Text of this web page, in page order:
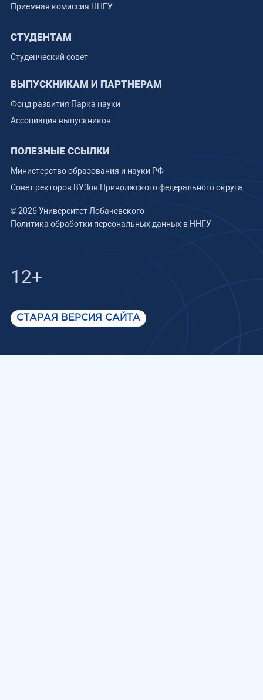
Приемная комиссия ННГУ
СТУДЕНТАМ
Студенческий совет
ВЫПУСКНИКАМ И ПАРТНЕРАМ
Фонд развития Парка науки
Ассоциация выпускников
ПОЛЕЗНЫЕ ССЫЛКИ
Министерство образования и науки РФ
Совет ректоров ВУЗов Приволжского федерального округа
© 2026 Университет Лобачевского
Политика обработки персональных данных в ННГУ
12+
СТАРАЯ ВЕРСИЯ САЙТА